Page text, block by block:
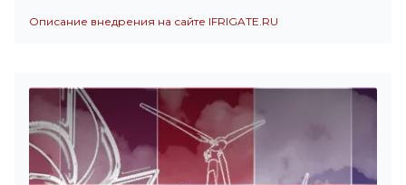
Описание внедрения на сайте IFRIGATE.RU